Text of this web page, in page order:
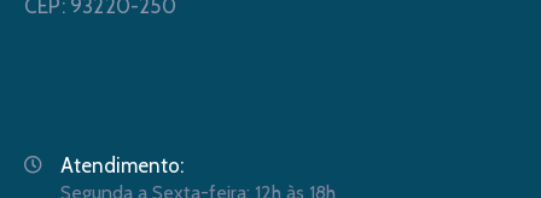
CEP: 93220-250
Atendimento:
Segunda a Sexta-feira: 12h às 18h